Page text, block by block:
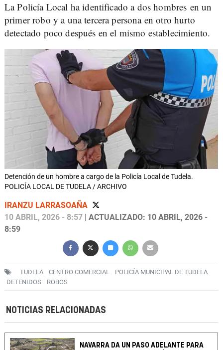
La Policía Local ha identificado a dos hombres en un
primer robo y a una tercera persona en otro hurto
detectado poco después en el mismo establecimiento.
Detención de un hombre a cargo de la Policía Local de Tudela.
POLICÍA LOCAL DE TUDELA / ARCHIVO
IRANZU LARRASOAÑA
10 ABRIL, 2026 - 8:57 | ACTUALIZADO: 10 ABRIL, 2026 -
8:59
TUDELA CENTRO COMERCIAL
POLICÍA MUNICIPAL DE TUDELA
DETENIDOS
ROBOS
NOTICIAS RELACIONADAS
NAVARRA DA UN PASO ADELANTE PARA